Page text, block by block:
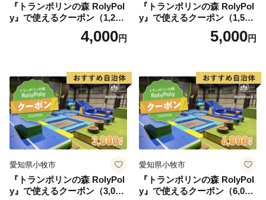
『トランポリンの森 RolyPol
y』で使えるクーポン（1,200
4,000円
『トランポリンの森 RolyPol
y』で使えるクーポン（1,500
5,000円
愛知県小牧市
『トランポリンの森 RolyPol
y』で使えるクーポン（3,000
愛知県小牧市
『トランポリンの森 RolyPol
y』で使えるクーポン（6,000